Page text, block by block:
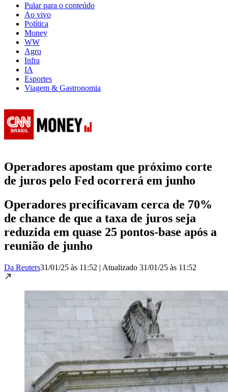
Pular para o conteúdo
Ao vivo
Política
Money
WW
Agro
Infra
IA
Esportes
Viagem & Gastronomia
Operadores apostam que próximo corte
de juros pelo Fed ocorrerá em junho
Operadores precificavam cerca de 70%
de chance de que a taxa de juros seja
reduzida em quase 25 pontos-base após a
reunião de junho
Da Reuters31/01/25 às 11:52 | Atualizado 31/01/25 às 11:52